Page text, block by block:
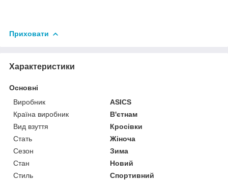
Приховати
Характеристики
Основні
Виробник
ASICS
Країна виробник
В'єтнам
Вид взуття
Кросівки
Стать
Жіноча
Сезон
Зима
Стан
Новий
Стиль
Спортивний